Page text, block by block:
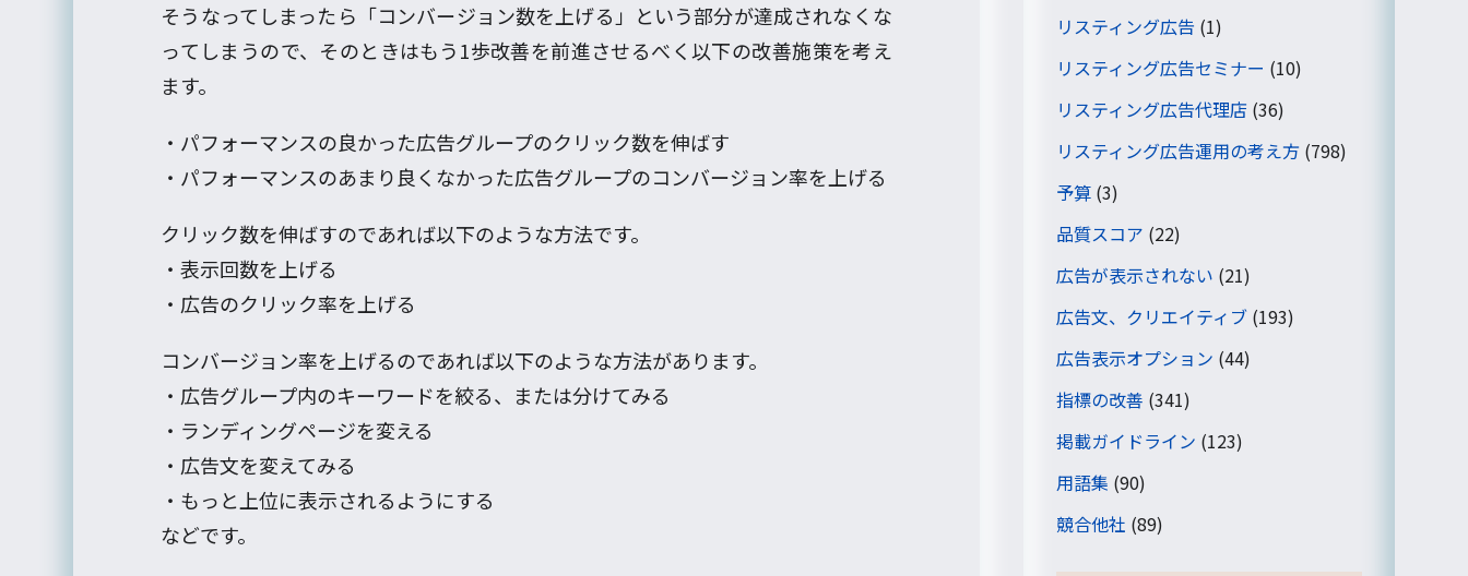
そうなってしまったら「コンバージョン数を上げる」という部分が達成されなくな
ってしまうので、そのときはもう1歩改善を前進させるべく以下の改善施策を考え
ます。
・パフォーマンスの良かった広告グループのクリック数を伸ばす
・パフォーマンスのあまり良くなかった広告グループのコンバージョン率を上げる
クリック数を伸ばすのであれば以下のような方法です。
・表示回数を上げる
・広告のクリック率を上げる
コンバージョン率を上げるのであれば以下のような方法があります。
・広告グループ内のキーワードを絞る、または分けてみる
・ランディングページを変える
・広告文を変えてみる
・もっと上位に表示されるようにする
などです。
リスティング広告 (1)
リスティング広告セミナー (10)
リスティング広告代理店(36)
リスティング広告運用の考え方(798)
予算(3)
品質スコア (22)
広告が表示されない (21)
広告文、クリエイティブ(193)
広告表示オプション (44)
指標の改善 (341)
掲載ガイドライン (123)
用語集 (90)
競合他社 (89)